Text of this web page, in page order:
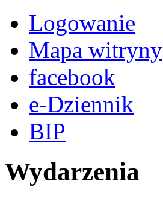
Logowanie
Mapa witryny
facebook
e-Dziennik
BIP
Wydarzenia